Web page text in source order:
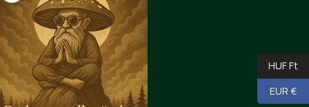
HUF Ft
EUR €